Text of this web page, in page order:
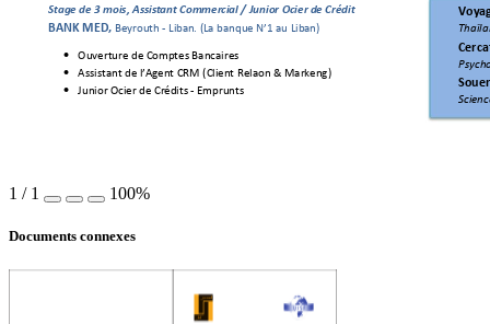
Stage de 3 mois, Assistant Commercial / Junior Officier de Crédit
BANK MED, Beyrouth - Liban . (La banque N’1 au Liban)
 Ouverture de Comptes Bancaires
 Assistant de l’Agent CRM (Client Relation & Marketing)
 Junior Officier de Crédits - Emprunts
1 / 1 100%
Documents connexes